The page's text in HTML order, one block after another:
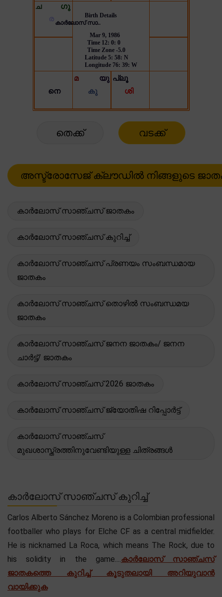
തെക്ക് വടക്ക്
കാർലോസ് സാഞ്ചസ് ജാതകം
കാർലോസ് സാഞ്ചസ് കുറിച്ച്
കാർലോസ് സാഞ്ചസ് പ്രണയം സംബന്ധമായ
ജാതകം
കാർലോസ് സാഞ്ചസ് തൊഴിൽ സംബന്ധമയ
ജാതകം
കാർലോസ് സാഞ്ചസ് ജനന ജാതകം/ ജനന
ചാർട്ട്/ ജാതകം
കാർലോസ് സാഞ്ചസ് 2026 ജാതകം
കാർലോസ് സാഞ്ചസ് ജ്യോതിഷ റിപ്പോർട്ട്
കാർലോസ് സാഞ്ചസ്
മുഖശാസ്ത്രത്തിനുവേണ്ടിയുള്ള ചിത്രങ്ങൾ
കാർലോസ് സാഞ്ചസ് കുറിച്ച്
Carlos Alberto Sánchez Moreno is a Colombian professional
footballer who plays for Elche CF as a central midfielder.
He is nicknamed La Roca, which means The Rock, due to
his solidity in the game....കാർലോസ് സാഞ്ചസ്
ജാതകത്തെ കുറിച്ച് കൂടുതലായി അറിയുവാൻ
വായിക്കുക